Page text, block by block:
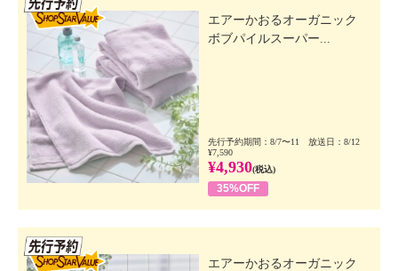
エアーかおるオーガニック
ボブパイルスーパー...
先行予約期間：8/7〜11 放送日：8/12
¥7,590
¥4,930(税込)
35%OFF
エアーかおるオーガニック